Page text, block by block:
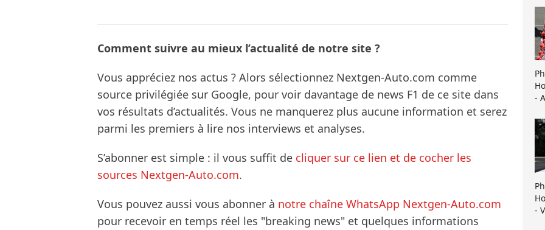
Comment suivre au mieux l’actualité de notre site ?
Vous appréciez nos actus ? Alors sélectionnez Nextgen-Auto.com comme
source privilégiée sur Google, pour voir davantage de news F1 de ce site dans
vos résultats d’actualités. Vous ne manquerez plus aucune information et serez
parmi les premiers à lire nos interviews et analyses.
S’abonner est simple : il vous suffit de cliquer sur ce lien et de cocher les
sources Nextgen-Auto.com.
Vous pouvez aussi vous abonner à notre chaîne WhatsApp Nextgen-Auto.com
pour recevoir en temps réel les "breaking news" et quelques informations
-
-